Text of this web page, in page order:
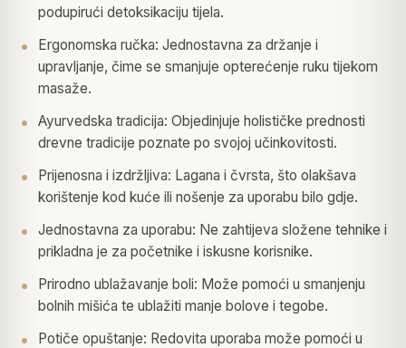
podupirući detoksikaciju tijela.
Ergonomska ručka: Jednostavna za držanje i
upravljanje, čime se smanjuje opterećenje ruku tijekom
masaže.
Ayurvedska tradicija: Objedinjuje holističke prednosti
drevne tradicije poznate po svojoj učinkovitosti.
Prijenosna i izdržljiva: Lagana i čvrsta, što olakšava
korištenje kod kuće ili nošenje za uporabu bilo gdje.
Jednostavna za uporabu: Ne zahtijeva složene tehnike i
prikladna je za početnike i iskusne korisnike.
Prirodno ublažavanje boli: Može pomoći u smanjenju
bolnih mišića te ublažiti manje bolove i tegobe.
Potiče opuštanje: Redovita uporaba može pomoći u